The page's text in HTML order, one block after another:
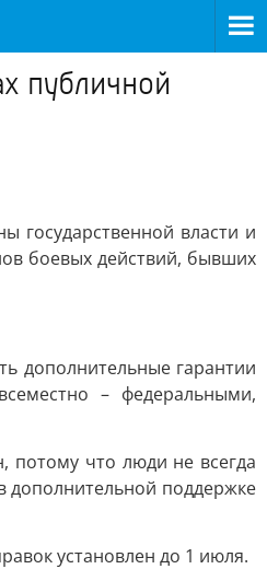
публичной
государственной власти и
боевых действий, бывших
дополнительные гарантии
– федеральными,
что люди не всегда
дополнительной поддержке
установлен до 1 июля.